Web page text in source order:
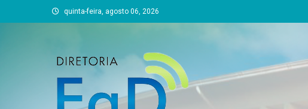
to
quinta-feira, agosto 06, 2026